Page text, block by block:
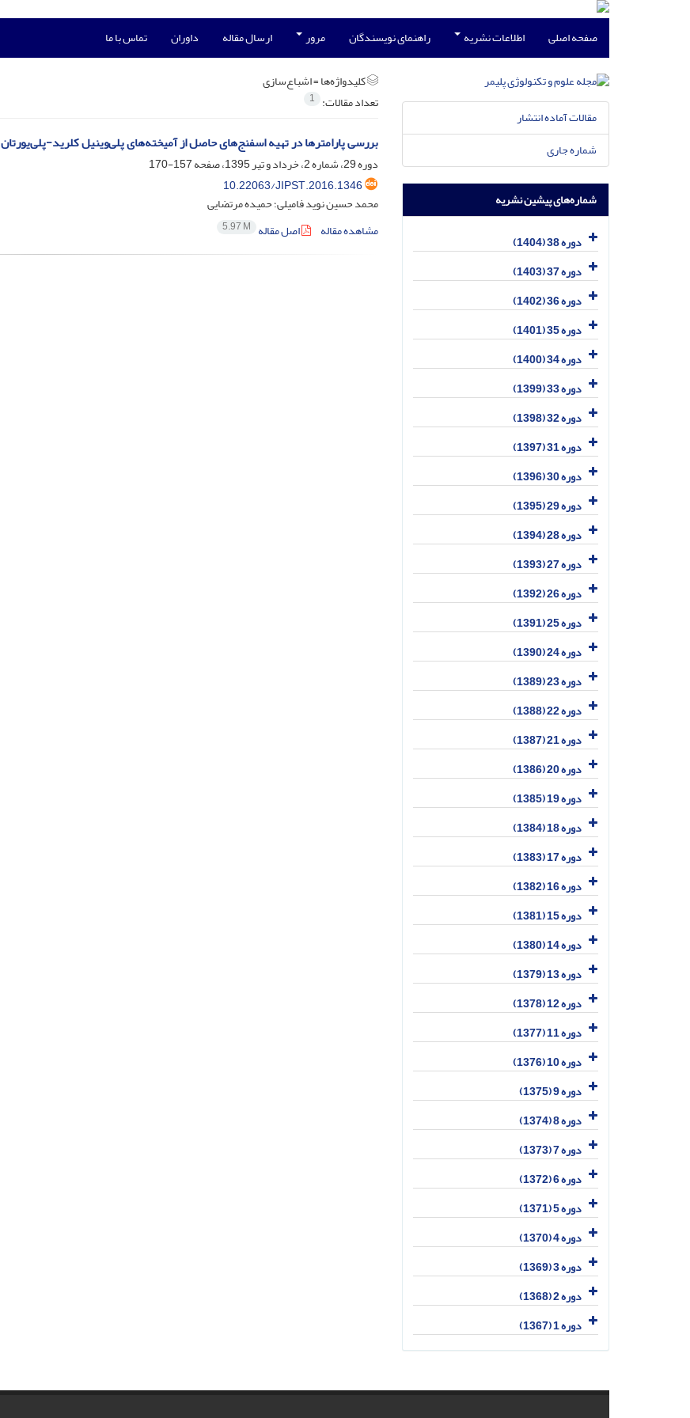
صفحه اصلی اطلاعات نشریه راهنمای نویسندگان مرور ارسال مقاله داوران تماس با ما
کلیدواژه‌ها =اشباع‌سازی
تعداد مقالات: 1
بررسی پارامترها در تهیه اسفنج‌های حاصل از آمیخته‌های پلی‌وینیل کلرید-پلی‌یورتان
دوره 29، شماره 2، خرداد و تیر 1395، صفحه
157-170
10.22063/JIPST.2016.1346
محمد حسین نوید فامیلی؛ حمیده مرتضایی
مشاهده مقاله
اصل مقاله 5.97 M
مقالات آماده انتشار
شماره جاری
شماره‌های پیشین نشریه
دوره 38 (1404)
دوره 37 (1403)
دوره 36 (1402)
دوره 35 (1401)
دوره 34 (1400)
دوره 33 (1399)
دوره 32 (1398)
دوره 31 (1397)
دوره 30 (1396)
دوره 29 (1395)
دوره 28 (1394)
دوره 27 (1393)
دوره 26 (1392)
دوره 25 (1391)
دوره 24 (1390)
دوره 23 (1389)
دوره 22 (1388)
دوره 21 (1387)
دوره 20 (1386)
دوره 19 (1385)
دوره 18 (1384)
دوره 17 (1383)
دوره 16 (1382)
دوره 15 (1381)
دوره 14 (1380)
دوره 13 (1379)
دوره 12 (1378)
دوره 11 (1377)
دوره 10 (1376)
دوره 9 (1375)
دوره 8 (1374)
دوره 7 (1373)
دوره 6 (1372)
دوره 5 (1371)
دوره 4 (1370)
دوره 3 (1369)
دوره 2 (1368)
دوره 1 (1367)